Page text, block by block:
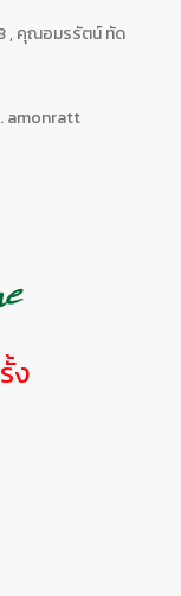
, คุณอมรรัตน์ ทัด
amonratt
ง